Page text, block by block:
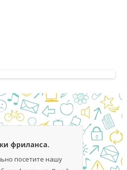
фриланса.
посетите нашу